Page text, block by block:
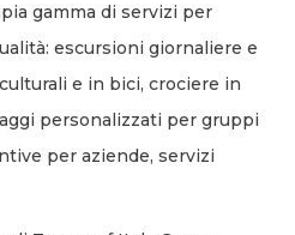
gamma di servizi per
escursioni giornaliere e
e in bici, crociere in
personalizzati per gruppi
per aziende, servizi